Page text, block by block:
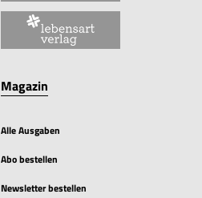
Magazin
Alle Ausgaben
Abo bestellen
Newsletter bestellen